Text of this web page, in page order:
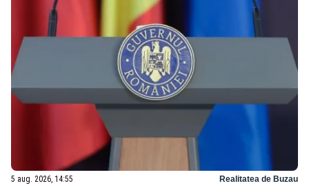
5 aug. 2026, 14:55 Realitatea de Buzau